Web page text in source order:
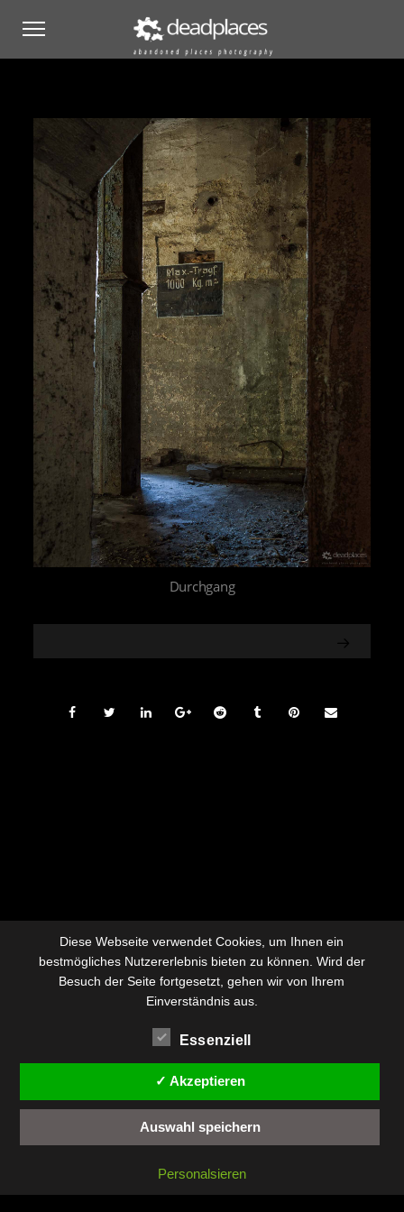
Durchgang
Diese Webseite verwendet Cookies, um Ihnen ein
bestmögliches Nutzererlebnis bieten zu können. Wird der
Besuch der Seite fortgesetzt, gehen wir von Ihrem
Einverständnis aus.
Essenziell
✓ Akzeptieren
Auswahl speichern
Personalsieren